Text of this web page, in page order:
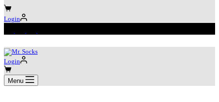
Warenkorb
Login
Login
Warenkorb
Menu